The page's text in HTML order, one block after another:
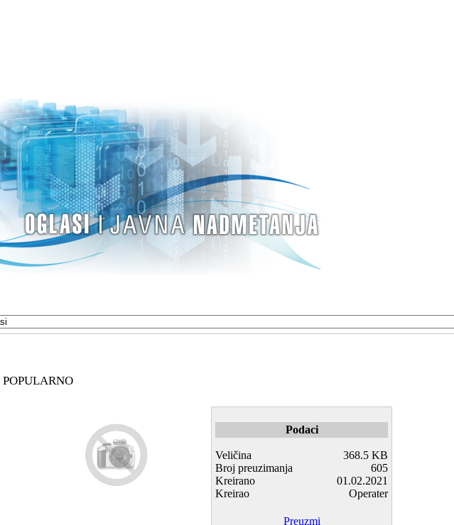
POPULARNO
Podaci
Veličina
368.5 KB
Broj preuzimanja
605
Kreirano
01.02.2021
Kreirao
Operater
Preuzmi